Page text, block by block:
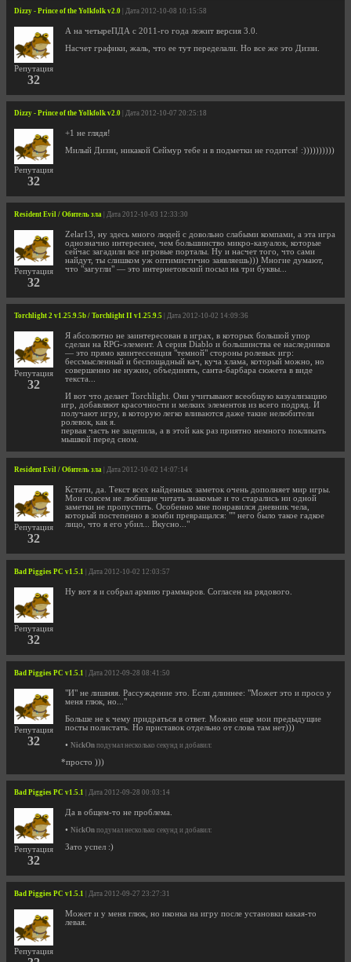
Dizzy - Prince of the Yolkfolk v2.0 | Дата 2012-10-08 10:15:58
Репутация
32
А на четыреПДА с 2011-го года лежит версия 3.0.
Насчет графики, жаль, что ее тут переделали. Но все же это Диззи.
Dizzy - Prince of the Yolkfolk v2.0 | Дата 2012-10-07 20:25:18
Репутация
32
+1 не глядя!
Милый Диззи, никакой Сеймур тебе и в подметки не годится! :))))))))))
Resident Evil / Обитель зла | Дата 2012-10-03 12:33:30
Репутация
32
Zelar13, ну здесь много людей с довольно слабыми компами, а эта игра
однозначно интереснее, чем большинство микро-казуалок, которые
сейчас загадили все игровые порталы. Ну и насчет того, что сами
найдут, ты слишком уж оптимистично заявляешь))) Многие думают,
что "загугли" — это интернетовский посыл на три буквы...
Torchlight 2 v1.25.9.5b / Torchlight II v1.25.9.5 | Дата 2012-10-02 14:09:36
Репутация
32
Я абсолютно не заинтересован в играх, в которых большой упор
сделан на RPG-элемент. А серия Diablo и большинства ее наследников
— это прямо квинтессенция "темной" стороны ролевых игр:
бессмысленный и беспощадный кач, куча хлама, который можно, но
совершенно не нужно, объединять, санта-барбара сюжета в виде
текста...
И вот что делает Torchlight. Они учитывают всеобщую казуализацию
игр, добавляют красочности и мелких элементов из всего подряд. И
получают игру, в которую легко вливаются даже такие нелюбители
ролевок, как я.
первая часть не зацепила, а в этой как раз приятно немного покликать
мышкой перед сном.
Resident Evil / Обитель зла | Дата 2012-10-02 14:07:14
Репутация
32
Кстати, да. Текст всех найденных заметок очень дополняет мир игры.
Мои совсем не любящие читать знакомые и то старались ни одной
заметки не пропустить. Особенно мне понравился дневник чела,
который постепенно в зомби превращался: "" него было такое гадкое
лицо, что я его убил... Вкусно..."
Bad Piggies PC v1.5.1 | Дата 2012-10-02 12:03:57
Репутация
32
Ну вот я и собрал армию граммаров. Согласен на рядового.
Bad Piggies PC v1.5.1 | Дата 2012-09-28 08:41:50
Репутация
32
"И" не лишняя. Рассуждение это. Если длиннее: "Может это и просо у
меня глюк, но..."
Больше не к чему придраться в ответ. Можно еще мои предыдущие
посты полистать. Но приставок отдельно от слова там нет)))
• NickOn подумал несколько секунд и добавил:
*просто )))
Bad Piggies PC v1.5.1 | Дата 2012-09-28 00:03:14
Репутация
32
Да в общем-то не проблема.
• NickOn подумал несколько секунд и добавил:
Зато успел :)
Bad Piggies PC v1.5.1 | Дата 2012-09-27 23:27:31
Репутация
Может и у меня глюк, но иконка на игру после установки какая-то
левая.